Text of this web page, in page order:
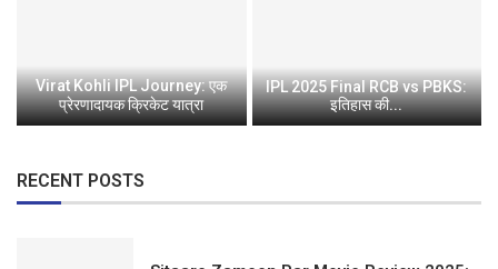
Virat Kohli IPL Journey: एक
प्रेरणादायक क्रिकेट यात्रा
IPL 2025 Final RCB vs PBKS:
इतिहास की...
RECENT POSTS